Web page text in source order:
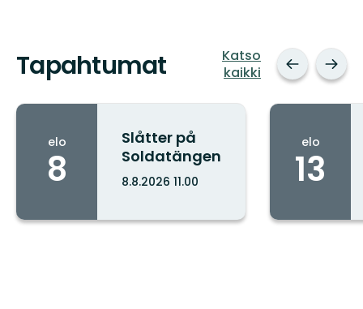
Tapahtumat
Katso
kaikki
elo
8
Slåtter på
Soldatängen
8.8.2026 11.00
elo
13